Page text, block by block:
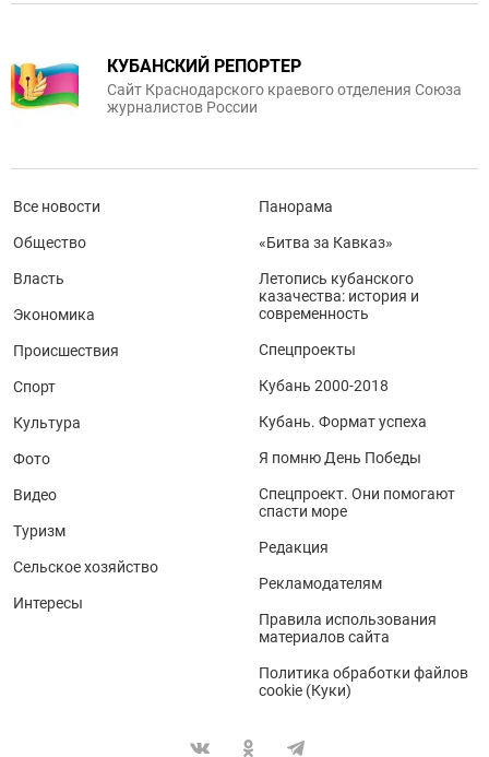
КУБАНСКИЙ РЕПОРТЕР
Сайт Краснодарского краевого отделения Союза
журналистов России
Все новости
Общество
Власть
Экономика
Происшествия
Спорт
Культура
Фото
Видео
Туризм
Сельское хозяйство
Интересы
Панорама
«Битва за Кавказ»
Летопись кубанского
казачества: история и
современность
Спецпроекты
Кубань 2000-2018
Кубань. Формат успеха
Я помню День Победы
Спецпроект. Они помогают
спасти море
Редакция
Рекламодателям
Правила использования
материалов сайта
Политика обработки файлов
cookie (Куки)